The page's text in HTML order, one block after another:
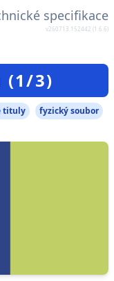
specifikace
v260713.152442 (1.6.6)
(1/3)
tituly fyzický soubor